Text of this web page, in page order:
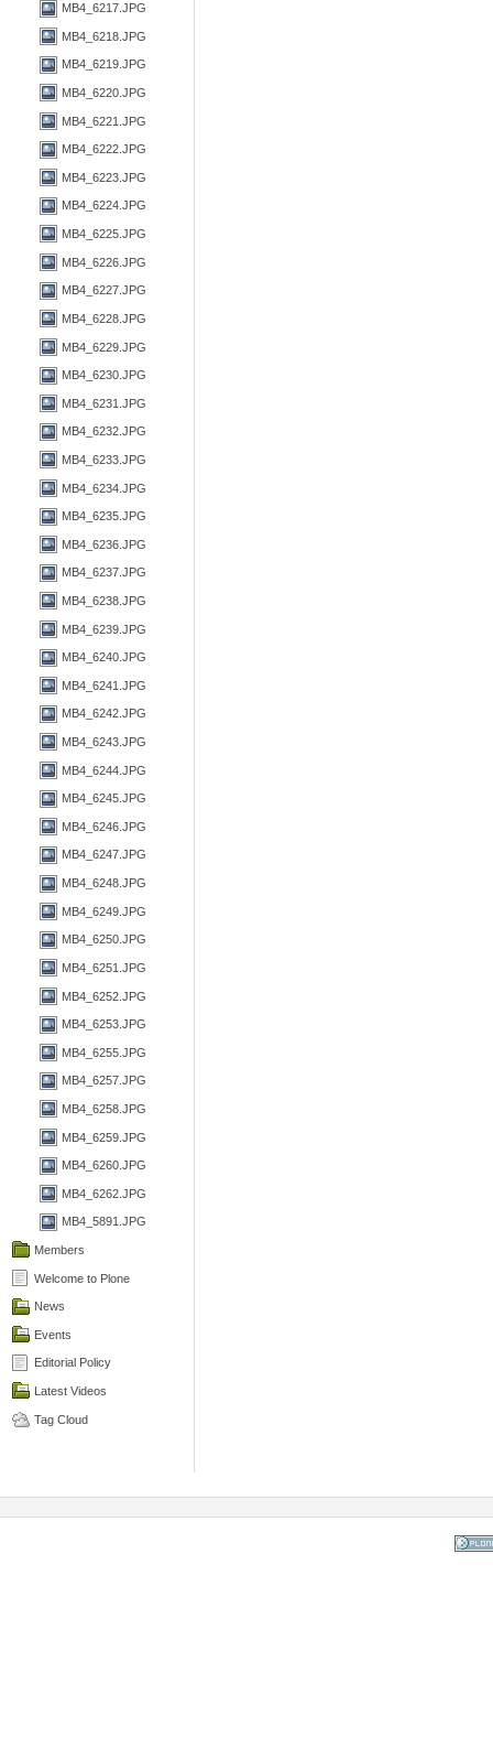
MB4_6217.JPG
MB4_6218.JPG
MB4_6219.JPG
MB4_6220.JPG
MB4_6221.JPG
MB4_6222.JPG
MB4_6223.JPG
MB4_6224.JPG
MB4_6225.JPG
MB4_6226.JPG
MB4_6227.JPG
MB4_6228.JPG
MB4_6229.JPG
MB4_6230.JPG
MB4_6231.JPG
MB4_6232.JPG
MB4_6233.JPG
MB4_6234.JPG
MB4_6235.JPG
MB4_6236.JPG
MB4_6237.JPG
MB4_6238.JPG
MB4_6239.JPG
MB4_6240.JPG
MB4_6241.JPG
MB4_6242.JPG
MB4_6243.JPG
MB4_6244.JPG
MB4_6245.JPG
MB4_6246.JPG
MB4_6247.JPG
MB4_6248.JPG
MB4_6249.JPG
MB4_6250.JPG
MB4_6251.JPG
MB4_6252.JPG
MB4_6253.JPG
MB4_6255.JPG
MB4_6257.JPG
MB4_6258.JPG
MB4_6259.JPG
MB4_6260.JPG
MB4_6262.JPG
MB4_5891.JPG
Members
Welcome to Plone
News
Events
Editorial Policy
Latest Videos
Tag Cloud